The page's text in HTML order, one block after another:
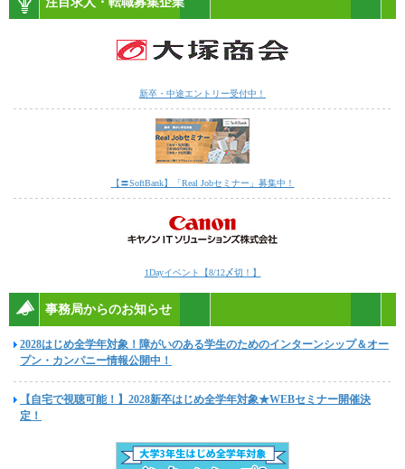
新卒・中途エントリー受付中！
【〓SoftBank】「Real Jobセミナー」募集中！
1Dayイベント【8/12〆切！】
事務局からのお知らせ
2028はじめ全学年対象！障がいのある学生のためのインターンシップ＆オー
プン・カンパニー情報公開中！
【自宅で視聴可能！】2028新卒はじめ全学年対象★WEBセミナー開催決
定！